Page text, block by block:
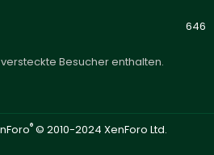
646
Besucher enthalten.
® © 2010-2024 XenForo Ltd.